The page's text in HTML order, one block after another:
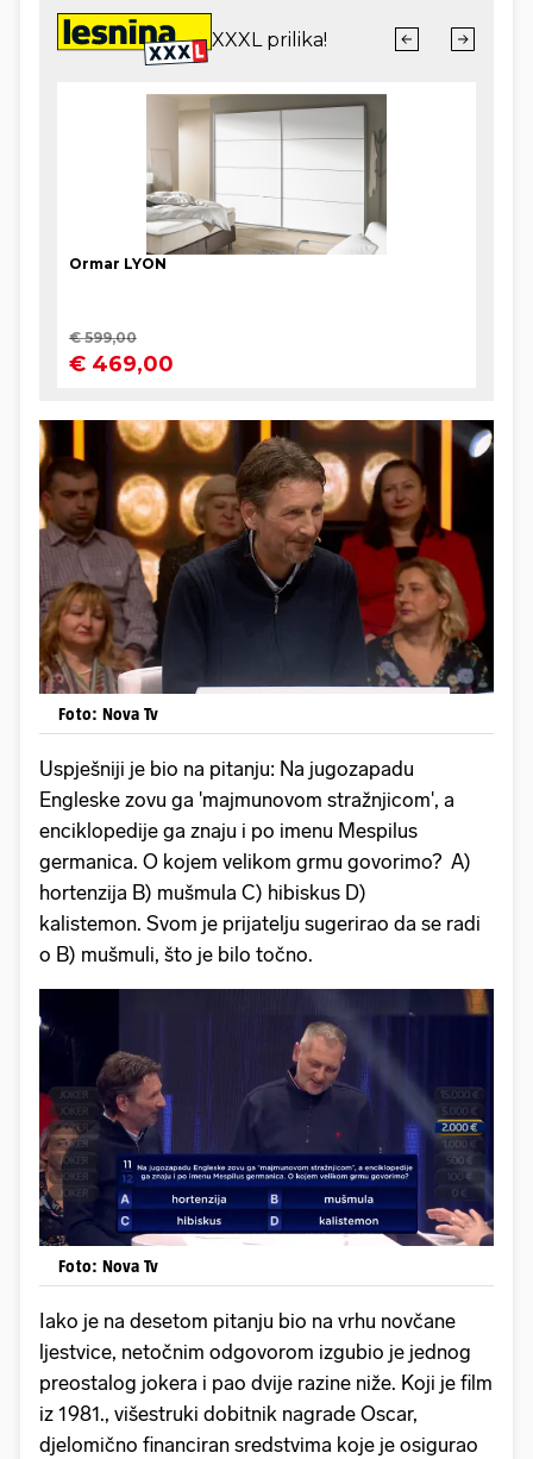
Foto: Nova Tv
Uspješniji je bio na pitanju: Na jugozapadu
Engleske zovu ga 'majmunovom stražnjicom', a
enciklopedije ga znaju i po imenu Mespilus
germanica. O kojem velikom grmu govorimo? A)
hortenzija B) mušmula C) hibiskus D)
kalistemon. Svom je prijatelju sugerirao da se radi
o B) mušmuli, što je bilo točno.
Foto: Nova Tv
Iako je na desetom pitanju bio na vrhu novčane
ljestvice, netočnim odgovorom izgubio je jednog
preostalog jokera i pao dvije razine niže. Koji je film
iz 1981., višestruki dobitnik nagrade Oscar,
djelomično financiran sredstvima koje je osigurao